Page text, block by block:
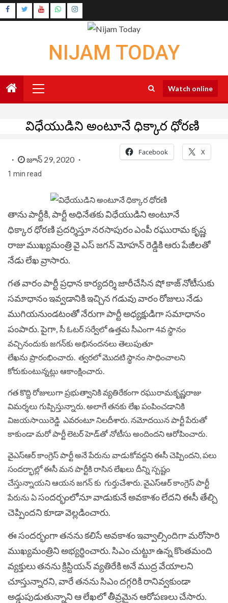
Skip
to
Instagram
NIJAM TODAY
Menu
Watch online
విధేయుడిని అంటూనే ధిక్కార ధోరణి
జూన్ 29, 2020
1 min read
Facebook X
తాను పార్టీకి, పార్టీ అధినేతకు విధేయుడిని అంటూనే
ధిక్కార ధోరణి ప్రదర్శిస్తూ నరసాపురం ఎంపీ రఘురామ కృష్ణ
రాజు ముఖ్యమంత్రి వై ఎస్ జగన్ మోహన్ రెడ్డికి ఆరు పేజీలతో
నేడు లేఖ వ్రాసారు.
గత వారం పార్టీ ప్రధాన కార్యదర్శి జారీచేసిన షో కాజ్ నోటీసుకు
సమాధానం ఇవ్వడానికి ఇచ్చిన గడువు వారం రోజులు నేడు
ముగియనుండటంతో నేరుగా పార్టీ అధ్యక్షుడిగా సమాధానం
పంపారు.పైగా, సీ ఓటర్‌ సర్వేలో ఉత్తమ సీఎంగా 4వ స్థానం
వచ్చినందుకు జగన్‌కు అభినందనలు తెలుపుతూ
లేఖను ప్రారంభించారు. త్వరలో మొదటి స్థానం సాధించాలని
కోరుకుంటున్నట్లు ఆకాంక్షించారు.
గత కొద్ది రోజులుగా ప్రభుత్వానికి వ్యతిరేకంగా రఘురామకృష్ణరాజు
విమర్శలు గుప్పిస్తున్నారు. అలాగే తనకు లేఖ పంపించడానికి
విజయసాయిరెడ్డి ఎవరంటూ నిలదీశారు. నమోదయిన పార్టీ పేరుతో
కాకుండా మరో పార్టీ లెటర్‌ హెడ్‌తో నోటీసు అందిందని ఆరోపించారు.
వైఎస్‌ఆర్‌ కాంగ్రెస్‌ పార్టీ అనే పేరును వాడుకోవద్దని ఈసీ చెప్పిందని, పలు
సందర్భాల్లో ఈసీ మన పార్టీకి రాసిన లేఖలు దీన్ని స్పష్టం
చేస్తున్నాయని ఆయన జగన్ కు గుర్తుచేశారు. వైఎస్‌ఆర్‌ కాంగ్రెస్‌ పార్టీ
పేరును ఏసందర్భంలోనూ వాడుకునే అవకాశం లేదని ఈసీ తేల్చి
చెప్పిందని కూడా వెల్లడించారు.
ఈ సందర్భంగా తనను కలిసే అవకాశం ఇవ్వాల్సిందిగా మరోసారి
ముఖ్యమంత్రిని అభ్యర్ధించారు. సిఎం చుట్టూ ఉన్న కొంతమంది
వ్యక్తులు తనను క్రిస్టియన్‌ వ్యతిరేకి అనే ముద్ర వేయాలని
చూస్తున్నారని, వారే తనను సిఎం దగ్గరికి రానివ్వకుండా
అడ్డుపుడుతున్నాని ఆ లేఖలో తీవ్రమైన ఆరోపణలు చేసారు.